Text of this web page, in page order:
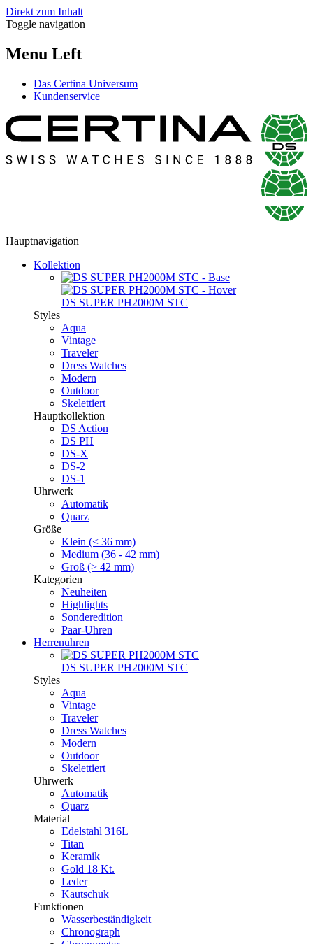
Direkt zum Inhalt
Toggle navigation
Menu Left
Das Certina Universum
Kundenservice
Hauptnavigation
Kollektion
DS SUPER PH2000M STC
Styles
Aqua
Vintage
Traveler
Dress Watches
Modern
Outdoor
Skelettiert
Hauptkollektion
DS Action
DS PH
DS-X
DS-2
DS-1
Uhrwerk
Automatik
Quarz
Größe
Klein (< 36 mm)
Medium (36 - 42 mm)
Groß (> 42 mm)
Kategorien
Neuheiten
Highlights
Sonderedition
Paar-Uhren
Herrenuhren
DS SUPER PH2000M STC
Styles
Aqua
Vintage
Traveler
Dress Watches
Modern
Outdoor
Skelettiert
Uhrwerk
Automatik
Quarz
Material
Edelstahl 316L
Titan
Keramik
Gold 18 Kt.
Leder
Kautschuk
Funktionen
Wasserbeständigkeit
Chronograph